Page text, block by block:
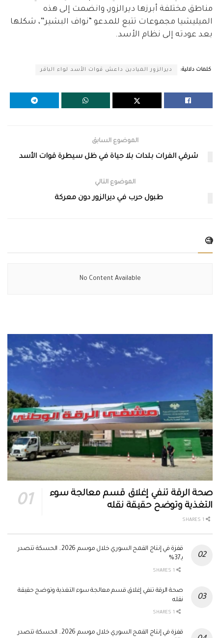
مناطق مختلفة أبرزها ديرالزور، وانضمت إلى هذه
الميليشيا مجموعات تتبع للمدعو “نواف البشير”، شكلها
بعد عودته إلى نظام الأسد.
كلمات دلالية: ديرالزور الميادين داعش قوات الأسد لواء الباقر
الموضوع السابق
شرقي الفرات بلدات بلا حياة في ظل سيطرة قوات الأسد
الموضوع التالي
طبول حرب في ديرالزور دون معركة
🧐
No Content Available
صحة الرقة تنفي إغلاق قسم معالجة سوء
التغذية وتوضح حقيقة نقله
قفزة في إنتاج القمح السوري خلال موسم 2026.. الحسكة تتصدر
بـ37%
صحة الرقة تنفي إغلاق قسم معالجة سوء التغذية وتوضح حقيقة
نقله
قفزة في إنتاج القمح السوري خلال موسم 2026.. الحسكة تتصدر